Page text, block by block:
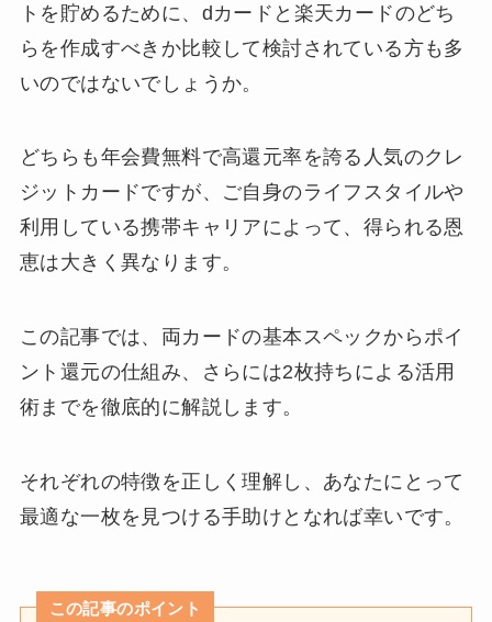
トを貯めるために、dカードと楽天カードのどち
らを作成すべきか比較して検討されている方も多
いのではないでしょうか。
どちらも年会費無料で高還元率を誇る人気のクレ
ジットカードですが、ご自身のライフスタイルや
利用している携帯キャリアによって、得られる恩
恵は大きく異なります。
この記事では、両カードの基本スペックからポイ
ント還元の仕組み、さらには2枚持ちによる活用
術までを徹底的に解説します。
それぞれの特徴を正しく理解し、あなたにとって
最適な一枚を見つける手助けとなれば幸いです。
この記事のポイント